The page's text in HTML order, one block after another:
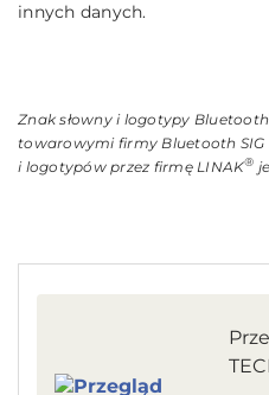
innych danych.
Znak słowny i logotypy Bluetooth
towarowymi firmy Bluetooth SIG
i logotypów przez firmę LINAK®